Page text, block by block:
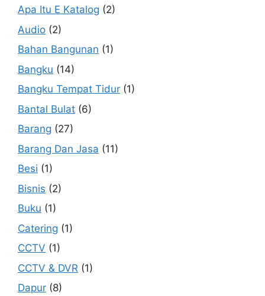
Apa Itu E Katalog (2)
Audio (2)
Bahan Bangunan (1)
Bangku (14)
Bangku Tempat Tidur (1)
Bantal Bulat (6)
Barang (27)
Barang Dan Jasa (11)
Besi (1)
Bisnis (2)
Buku (1)
Catering (1)
CCTV (1)
CCTV & DVR (1)
Dapur (8)